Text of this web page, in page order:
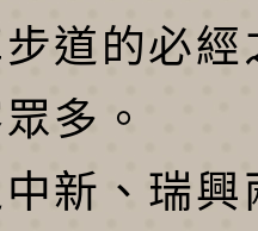
道的必經
多。
新、瑞興